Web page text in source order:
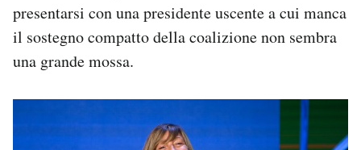
presentarsi con una presidente uscente a cui manca
il sostegno compatto della coalizione non sembra
una grande mossa.